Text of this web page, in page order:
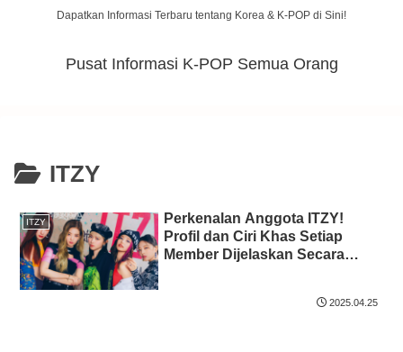
Dapatkan Informasi Terbaru tentang Korea & K-POP di Sini!
Pusat Informasi K-POP Semua Orang
ITZY
ITZY
Perkenalan Anggota ITZY!
Profil dan Ciri Khas Setiap
Member Dijelaskan Secara
2025.04.25